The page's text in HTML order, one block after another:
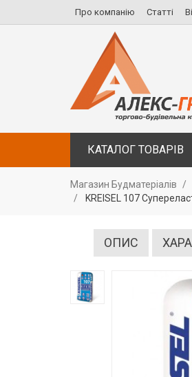
Про компанію Статті
КАТАЛОГ ТОВАРІВ
Магазин Будматеріалів
KREISEL 107
ОПИС